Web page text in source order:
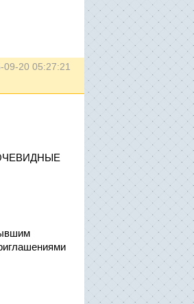
09-20 05:27:21